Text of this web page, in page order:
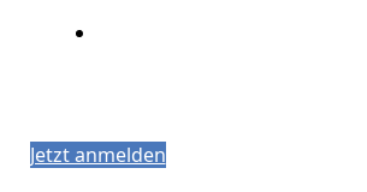
Jetzt anmelden